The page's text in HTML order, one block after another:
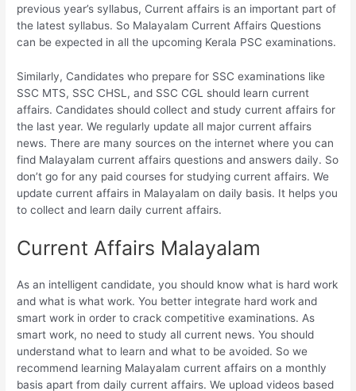
previous year’s syllabus, Current affairs is an important part of
the latest syllabus. So Malayalam Current Affairs Questions
can be expected in all the upcoming Kerala PSC examinations.
Similarly, Candidates who prepare for SSC examinations like
SSC MTS, SSC CHSL, and SSC CGL should learn current
affairs. Candidates should collect and study current affairs for
the last year. We regularly update all major current affairs
news. There are many sources on the internet where you can
find Malayalam current affairs questions and answers daily. So
don’t go for any paid courses for studying current affairs. We
update current affairs in Malayalam on daily basis. It helps you
to collect and learn daily current affairs.
Current Affairs Malayalam
As an intelligent candidate, you should know what is hard work
and what is what work. You better integrate hard work and
smart work in order to crack competitive examinations. As
smart work, no need to study all current news. You should
understand what to learn and what to be avoided. So we
recommend learning Malayalam current affairs on a monthly
basis apart from daily current affairs. We upload videos based